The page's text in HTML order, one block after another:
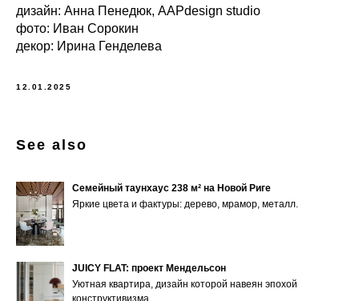
дизайн: Анна Пенедюк, AAPdesign studio
фото: Иван Сорокин
декор: Ирина Генделева
12.01.2025
See also
Cемейный таунхаус 238 м² на Новой Риге
Яркие цвета и фактуры: дерево, мрамор, металл.
JUICY FLAT: проект Мендельсон
Уютная квартира, дизайн которой навеян эпохой
конструктивизма.